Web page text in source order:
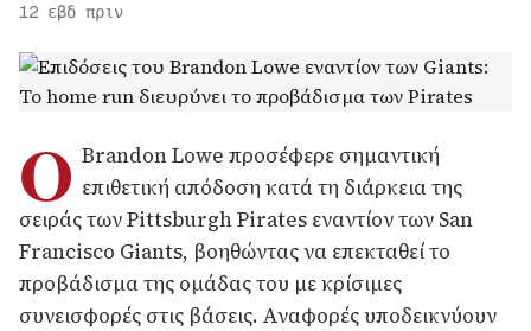
12 εβδ πριν
Ο Brandon Lowe προσέφερε σημαντική
επιθετική απόδοση κατά τη διάρκεια της
σειράς των Pittsburgh Pirates εναντίον των San
Francisco Giants, βοηθώντας να επεκταθεί το
προβάδισμα της ομάδας του με κρίσιμες
συνεισφορές στις βάσεις. Αναφορές υποδεικνύουν